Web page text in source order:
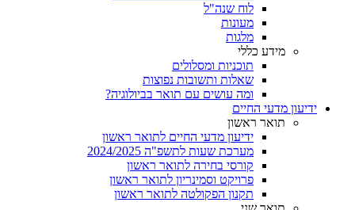
לוח שנה"ל
מעונות
מלגות
מידע כללי
תוכניות ומסלולים
שאלות ותשובות נפוצות
ומה עושים עם תואר בביולוגיה?
ידיעון מדעי החיים
תואר ראשון
ידיעון מדעי החיים לתואר ראשון
מערכת שעות לתשפ"ה 2024/2025
קורסי בחירה לתואר ראשון
פרויקט וסמינריון לתואר ראשון
תקנון הפקולטה לתואר ראשון